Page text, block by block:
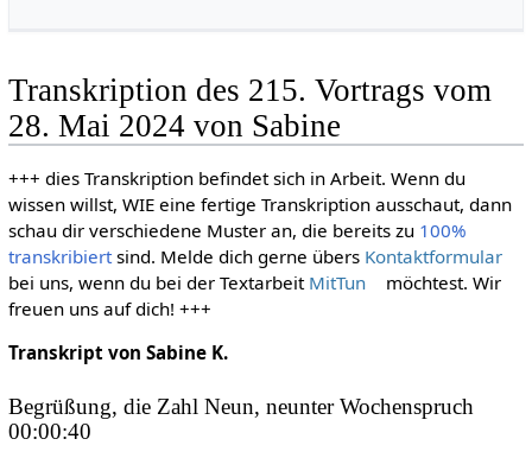
Transkription des 215. Vortrags vom
28. Mai 2024 von Sabine
+++ dies Transkription befindet sich in Arbeit. Wenn du
wissen willst, WIE eine fertige Transkription ausschaut, dann
schau dir verschiedene Muster an, die bereits zu 100%
transkribiertsind. Melde dich gerne übers Kontaktformular
bei uns, wenn du bei der Textarbeit MitTun
möchtest. Wir
freuen uns auf dich! +++
Transkript von Sabine K.
Begrüßung, die Zahl Neun, neunter Wochenspruch
00:00:40